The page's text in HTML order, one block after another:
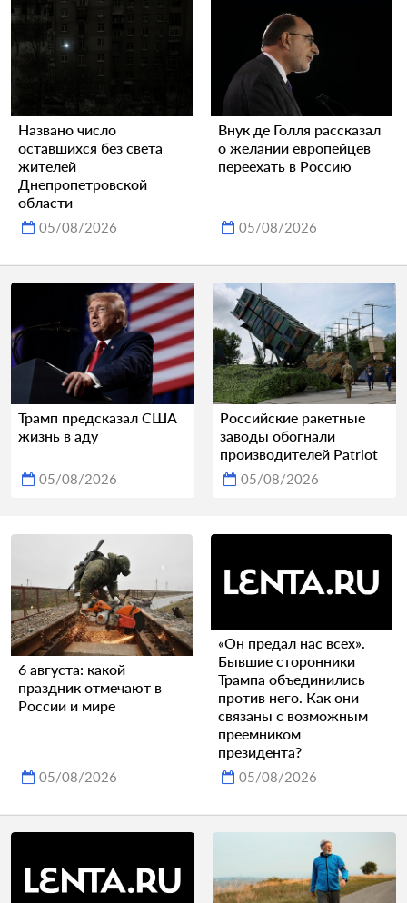
Названо число
оставшихся без света
жителей
Днепропетровской
области
05/08/2026
Внук де Голля рассказал
о желании европейцев
переехать в Россию
05/08/2026
Трамп предсказал США
жизнь в аду
05/08/2026
Российские ракетные
заводы обогнали
производителей Patriot
05/08/2026
6 августа: какой
праздник отмечают в
России и мире
05/08/2026
«Он предал нас всех».
Бывшие сторонники
Трампа объединились
против него. Как они
связаны с возможным
преемником
президента?
05/08/2026